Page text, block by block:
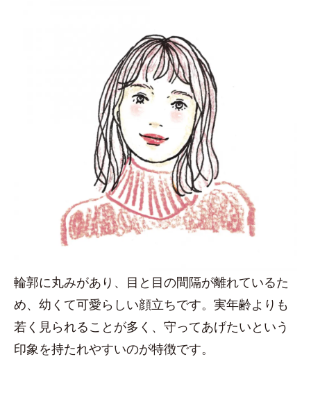
輪郭に丸みがあり、目と目の間隔が離れているた
め、幼くて可愛らしい顔立ちです。実年齢よりも
若く見られることが多く、守ってあげたいという
印象を持たれやすいのが特徴です。